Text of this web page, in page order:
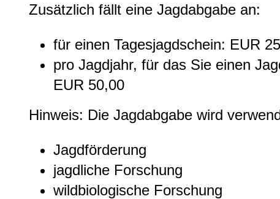
Zusätzlich fällt eine Jagdabgabe an:
für einen Tagesjagdschein: EUR
pro Jagdjahr, für das Sie einen
EUR 50,00
Hinweis: Die Jagdabgabe wird
Jagdförderung
jagdliche Forschung
wildbiologische Forschung